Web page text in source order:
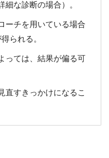
細な診断の場合）。
ーチを用いている場合
られる。
っては、結果が偏る可
直すきっかけになるこ